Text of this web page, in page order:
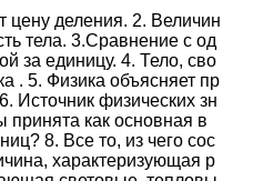
цену деления. 2. Величин
тела. 3.Сравнение с од
за единицу. 4. Тело, сво
. 5. Физика объясняет пр
Источник физических зн
принята как основная в
8. Все то, из чего сос
характеризующая р